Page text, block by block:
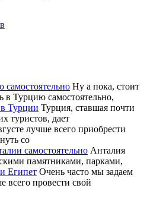
самостоятельно Ну а пока, стоит
в Турцию самостоятельно,
Турции Турция, ставшая почти
туристов, дает
лучше всего приобрести
со
самостоятельно Анталия
памятниками, парками,
Египет Очень часто мы задаем
всего провести свой